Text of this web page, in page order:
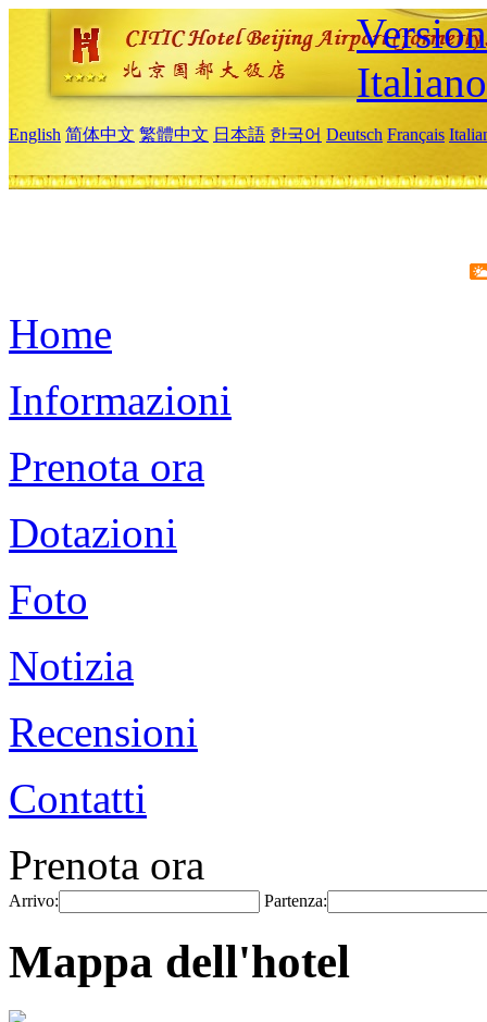
Italiano
English 简体中文 繁體中文 日本語 한국어 Deutsch Français
Home
Informazioni
Prenota ora
Dotazioni
Foto
Notizia
Recensioni
Contatti
Prenota ora
Arrivo: Partenza:
Mappa dell'hotel